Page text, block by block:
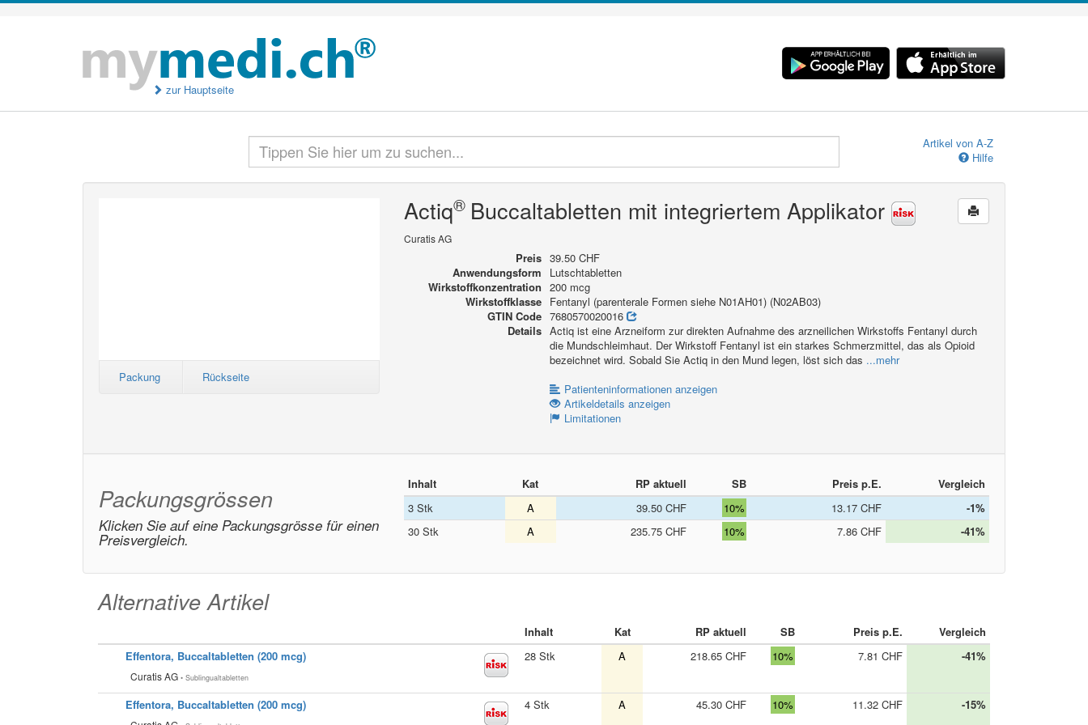
zur Hauptseite
Artikel von A-Z
Hilfe
Packung Rückseite
Actiq® Buccaltabletten mit integriertem Applikator
Curatis AG
Preis 39.50 CHF
Anwendungsform
Lutschtabletten
Wirkstoffkonzentration 200 mcg
Wirkstoffklasse Fentanyl (parenterale Formen siehe N01AH01) (N02AB03)
GTIN Code 7680570020016
Details Actiq ist eine Arzneiform zur direkten Aufnahme des arzneilichen Wirkstoffs Fentanyl durch
die Mundschleimhaut. Der Wirkstoff Fentanyl ist ein starkes Schmerzmittel, das als Opioid
bezeichnet wird. Sobald Sie Actiq in den Mund legen, löst sich das ...mehr
Patienteninformationen anzeigen
Artikeldetails anzeigen
Limitationen
Packungsgrössen
Klicken Sie auf eine Packungsgrösse für einen
Preisvergleich.
Inhalt Kat RP aktuell SB Preis p.E.
Vergleich
3 Stk
A 39.50 CHF 10% 13.17 CHF
-1%
30 Stk
A 235.75 CHF 10% 7.86 CHF -41%
Alternative Artikel
Inhalt Kat RP aktuell SB Preis p.E.
Vergleich
Effentora, Buccaltabletten (200 mcg)
Curatis AG • Sublingualtabletten
28 Stk A 218.65 CHF 10% 7.81 CHF -41%
Effentora, Buccaltabletten (200 mcg) 4 Stk A 45.30 CHF 10% 11.32 CHF -15%